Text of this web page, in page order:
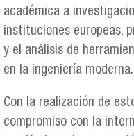
académica a
instituciones europeas,
y el análisis de
en la ingeniería moderna.
Con la realización de
compromiso con la